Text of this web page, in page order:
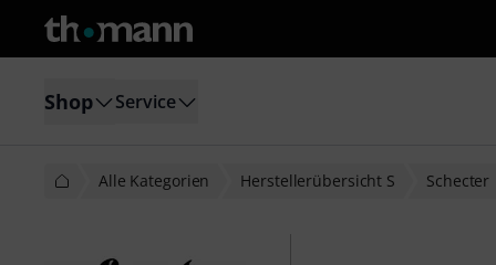
Shop Service
Alle Kategorien Herstellerübersicht S Schecter